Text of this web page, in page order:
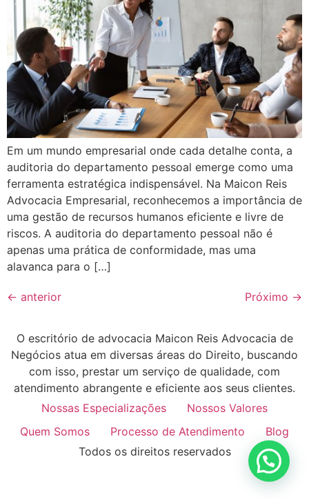
Em um mundo empresarial onde cada detalhe conta, a
auditoria do departamento pessoal emerge como uma
ferramenta estratégica indispensável. Na Maicon Reis
Advocacia Empresarial, reconhecemos a importância de
uma gestão de recursos humanos eficiente e livre de
riscos. A auditoria do departamento pessoal não é
apenas uma prática de conformidade, mas uma
alavanca para o […]
← anterior Próximo →
O escritório de advocacia Maicon Reis Advocacia de
Negócios atua em diversas áreas do Direito, buscando
com isso, prestar um serviço de qualidade, com
atendimento abrangente e eficiente aos seus clientes.
Nossas Especializações
Nossos Valores
Quem Somos
Processo de Atendimento
Blog
Todos os direitos reservados